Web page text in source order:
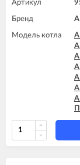
Артикул
Бренд
Модель котла